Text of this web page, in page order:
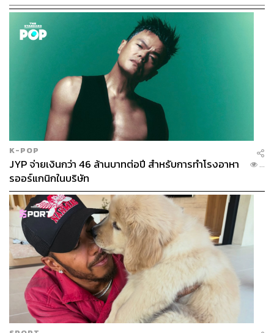
K-POP
JYP จ่ายเงินกว่า 46 ล้านบาทต่อปี สำหรับการทำโรงอาหา
รออร์แกนิกในบริษัท
...